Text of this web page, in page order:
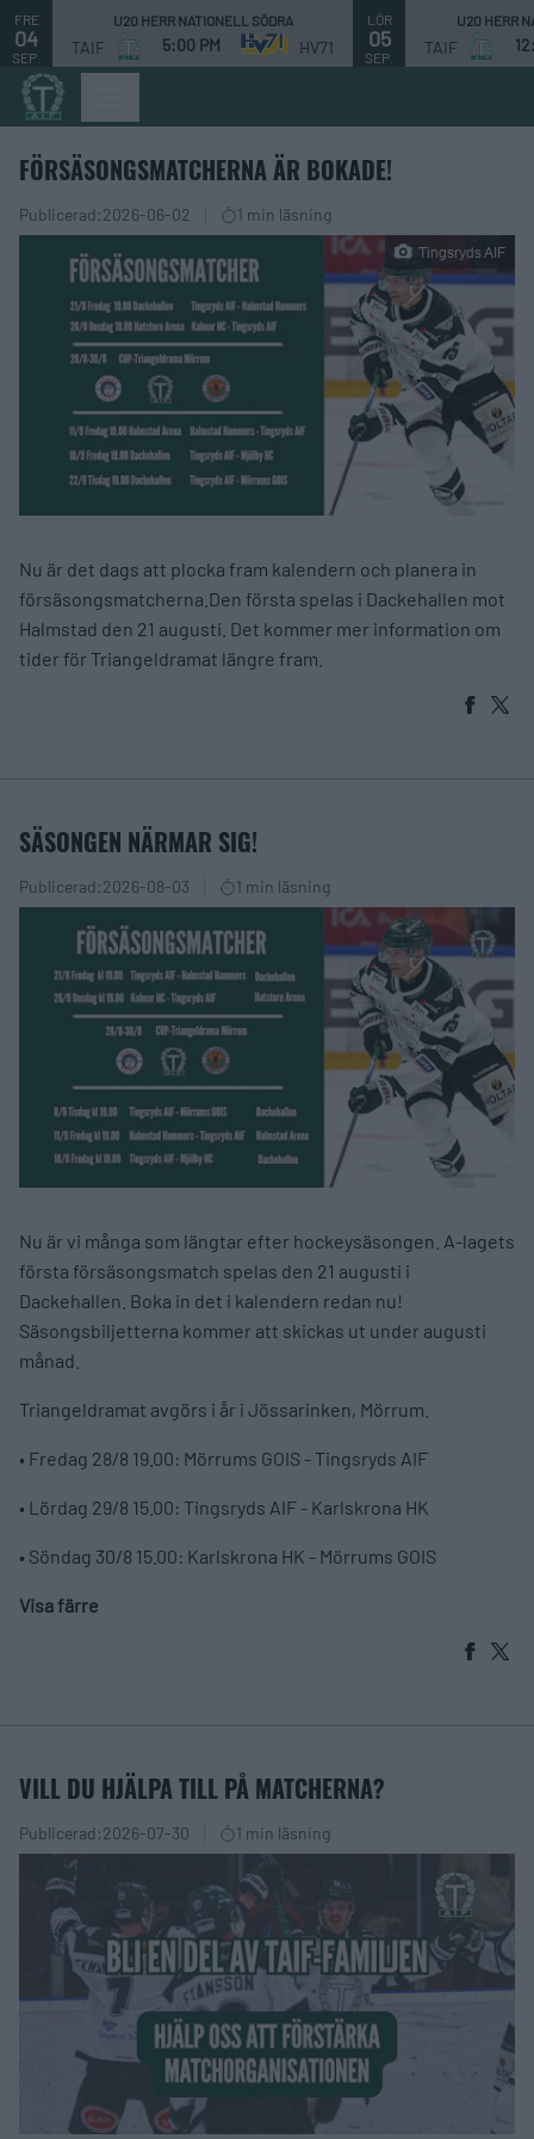
FRE
04
SEP.
U20 HERR NATIONELL SÖDRA
TAIF 5:00 PM HV71
LÖR
05
SEP.
U20 HERR
TAIF
FÖRSÄSONGSMATCHERNA ÄR BOKADE!
Publicerad:2026-06-02 1 min läsning
Tingsryds AIF
Nu är det dags att plocka fram kalendern och planera in
försäsongsmatcherna.Den första spelas i Dackehallen mot
Halmstad den 21 augusti. Det kommer mer information om
tider för Triangeldramat längre fram.
SÄSONGEN NÄRMAR SIG!
Publicerad:2026-08-03 1 min läsning
Nu är vi många som längtar efter hockeysäsongen. A-lagets
första försäsongsmatch spelas den 21 augusti i
Dackehallen. Boka in det i kalendern redan nu!
Säsongsbiljetterna kommer att skickas ut under augusti
månad.
Triangeldramat avgörs i år i Jössarinken, Mörrum.
• Fredag 28/8 19.00: Mörrums GOIS - Tingsryds AIF
• Lördag 29/8 15.00: Tingsryds AIF - Karlskrona HK
• Söndag 30/8 15.00: Karlskrona HK - Mörrums GOIS
Visa färre
VILL DU HJÄLPA TILL PÅ MATCHERNA?
Publicerad:2026-07-30 1 min läsning